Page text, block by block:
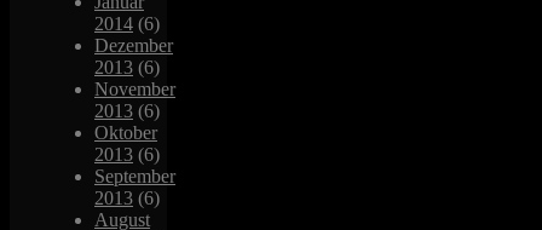
2014 (6)
Dezember
2013 (6)
November
2013 (6)
Oktober
2013 (6)
September
2013 (6)
August